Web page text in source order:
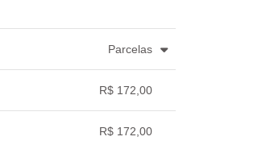
Parcelas
R$ 172,00
R$ 172,00